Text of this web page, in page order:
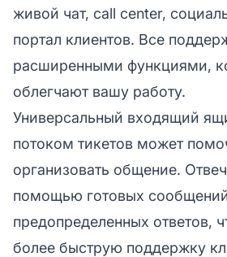
живой чат, call center,
портал клиентов. Все
расширенными функциями,
облегчают вашу работу.
Универсальный входящий
потоком тикетов может
организовать общение.
помощью готовых
предопределенных ответов,
более быструю поддержку